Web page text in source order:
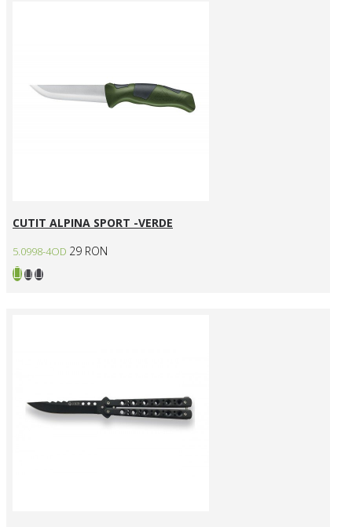
CUTIT ALPINA SPORT -VERDE
5.0998-4OD 29 RON